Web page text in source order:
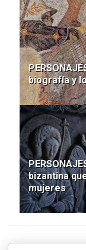
biografía y
bizantina
mujeres